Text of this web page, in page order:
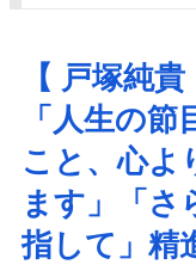
【 戸塚純
「人生の
こと、心よ
ます」「さ
指して」精